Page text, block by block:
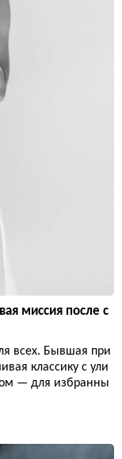
миссия после с
всех. Бывшая при
классику с ули
— для избранны